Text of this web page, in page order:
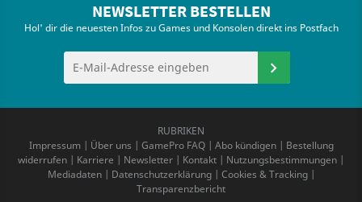
NEWSLETTER BESTELLEN
Hol' dir die neuesten Infos zu Games und Konsolen direkt ins Postfach
RUBRIKEN
Impressum| Über uns | GamePro FAQ| Abo kündigen| Bestellung
widerrufen | Karriere | Newsletter | Kontakt | Nutzungsbestimmungen |
Mediadaten| Datenschutzerklärung| Cookies & Tracking|
Transparenzbericht